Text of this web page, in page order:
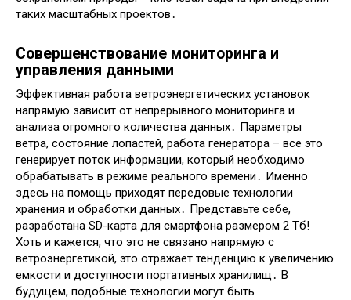
таких масштабных проектов․
Совершенствование мониторинга и
управления данными
Эффективная работа ветроэнергетических установок
напрямую зависит от непрерывного мониторинга и
анализа огромного количества данных․ Параметры
ветра, состояние лопастей, работа генератора – все это
генерирует поток информации, который необходимо
обрабатывать в режиме реального времени․ Именно
здесь на помощь приходят передовые технологии
хранения и обработки данных․ Представьте себе,
разработана SD-карта для смартфона размером 2 Тб!
Хоть и кажется, что это не связано напрямую с
ветроэнергетикой, это отражает тенденцию к увеличению
емкости и доступности портативных хранилищ․ В
будущем, подобные технологии могут быть